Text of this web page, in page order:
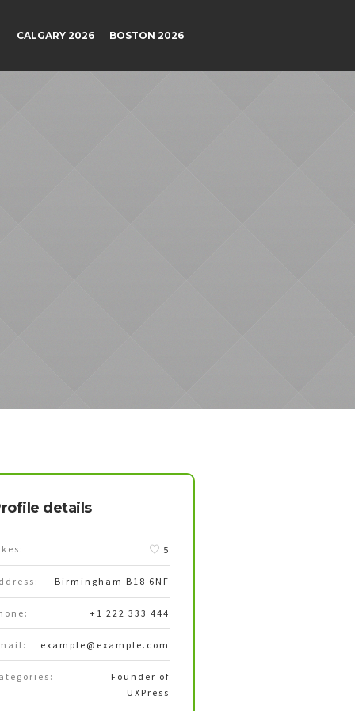
CALGARY 2026 BOSTON 2026
details
5
Birmingham B18 6NF
+1 222 333 444
example@example.com
Founder of
UXPress